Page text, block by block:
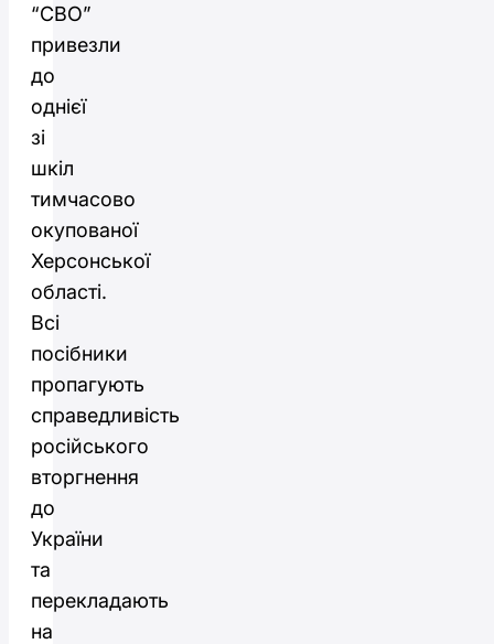
“СВО”
привезли
до
однієї
зі
шкіл
тимчасово
окупованої
Херсонської
області.
Всі
посібники
пропагують
справедливість
російського
вторгнення
до
України
та
перекладають
на